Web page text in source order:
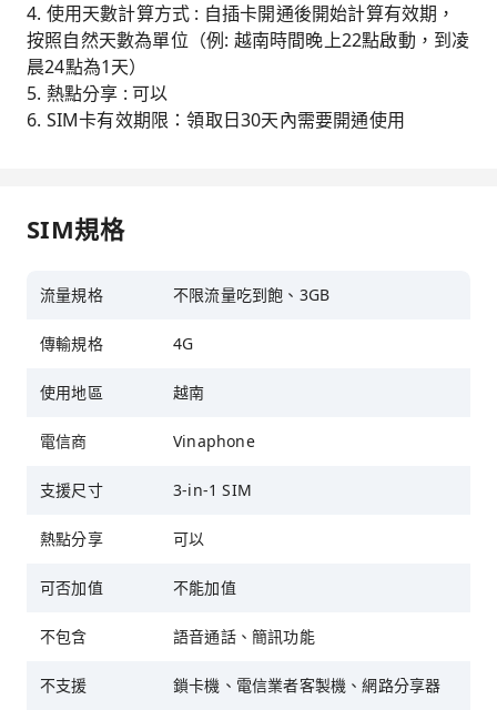
4. 使用天數計算方式 : 自插卡開通後開始計算有效期，
按照自然天數為單位（例: 越南時間晚上22點啟動，到凌
晨24點為1天）
5. 熱點分享 : 可以
6. SIM卡有效期限：領取日30天內需要開通使用
SIM規格
流量規格 不限流量吃到飽、3GB
傳輸規格 4G
使用地區 越南
電信商 Vinaphone
支援尺寸 3-in-1 SIM
熱點分享 可以
可否加值 不能加值
不包含 語音通話、簡訊功能
不支援 鎖卡機、電信業者客製機、網路分享器